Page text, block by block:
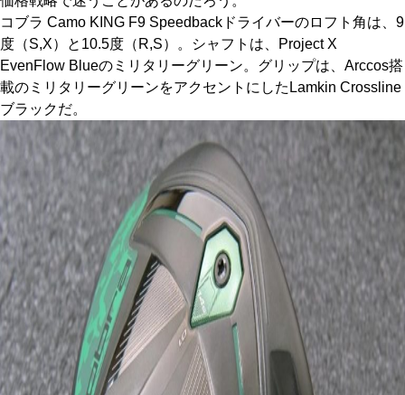
コブラ Camo KING F9 Speedbackドライバーのロフト角は、9
度（S,X）と10.5度（R,S）。シャフトは、Project X
EvenFlow Blueのミリタリーグリーン。グリップは、Arccos搭
載のミリタリーグリーンをアクセントにしたLamkin Crossline
ブラックだ。